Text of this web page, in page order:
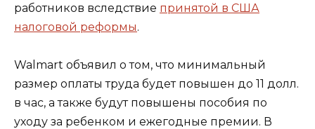
работников вследствие принятой в США
налоговой реформы.
Walmart объявил о том, что минимальный
размер оплаты труда будет повышен до 11 долл.
в час, а также будут повышены пособия по
уходу за ребенком и ежегодные премии. В